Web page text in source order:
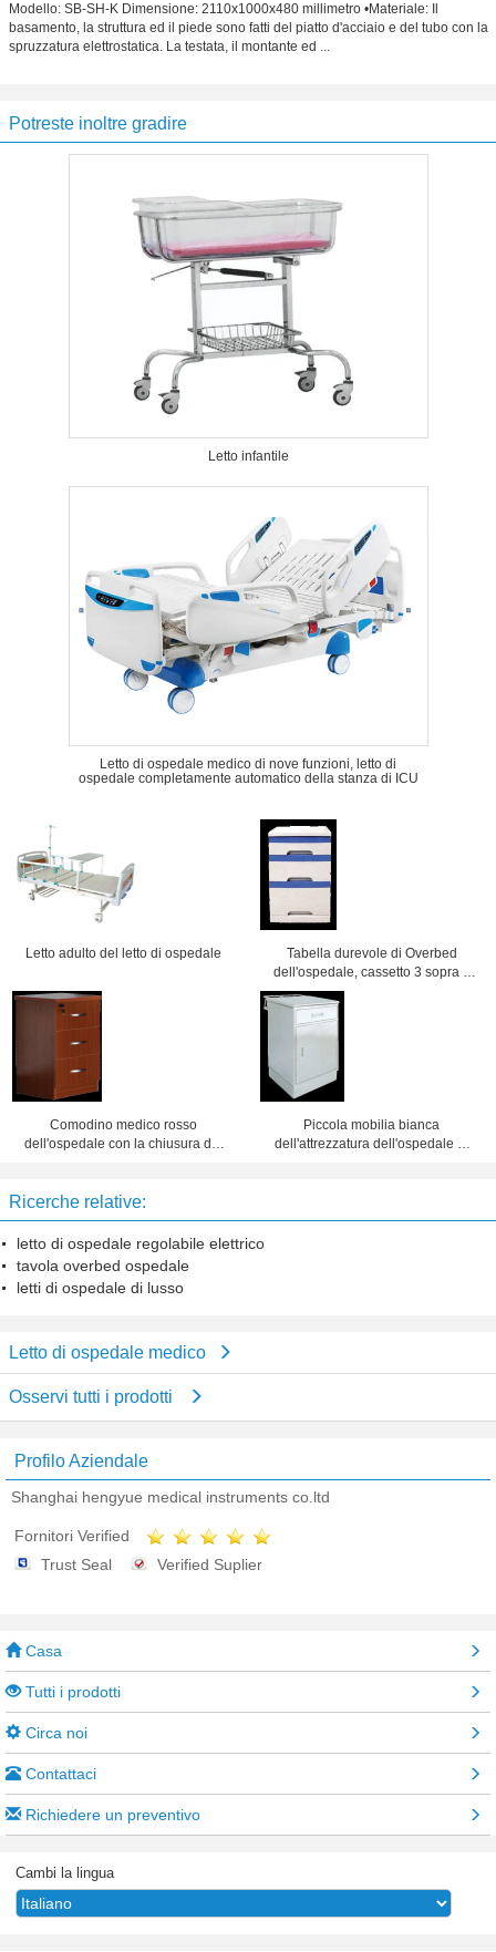
Modello: SB-SH-K Dimensione: 2110x1000x480 millimetro •Materiale: Il
basamento, la struttura ed il piede sono fatti del piatto d'acciaio e del tubo con la
spruzzatura elettrostatica. La testata, il montante ed ...
Potreste inoltre gradire
Letto infantile
Letto di ospedale medico di nove funzioni, letto di
ospedale completamente automatico della stanza di ICU
Letto adulto del letto di ospedale
Tabella durevole di Overbed
dell'ospedale, cassetto 3 sopra il
Governo 475x470x755mm del letto
Comodino medico rosso
dell'ospedale con la chiusura del
Piccola mobilia bianca
dell'attrezzatura dell'ospedale di
Ricerche relative:
letto di ospedale regolabile elettrico
tavola overbed ospedale
letti di ospedale di lusso
Letto di ospedale medico
Osservi tutti i prodotti
Profilo Aziendale
Shanghai hengyue medical instruments co.ltd
Fornitori Verified
Trust Seal
Verified Suplier
Casa
Tutti i prodotti
Circa noi
Contattaci
Richiedere un preventivo
Cambi la lingua